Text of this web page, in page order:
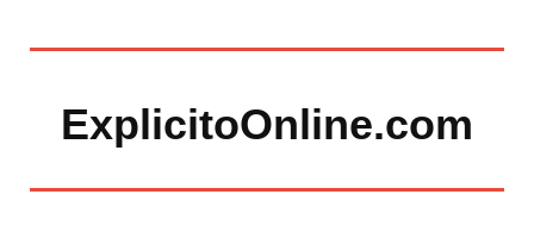
ExplicitoOnline.com